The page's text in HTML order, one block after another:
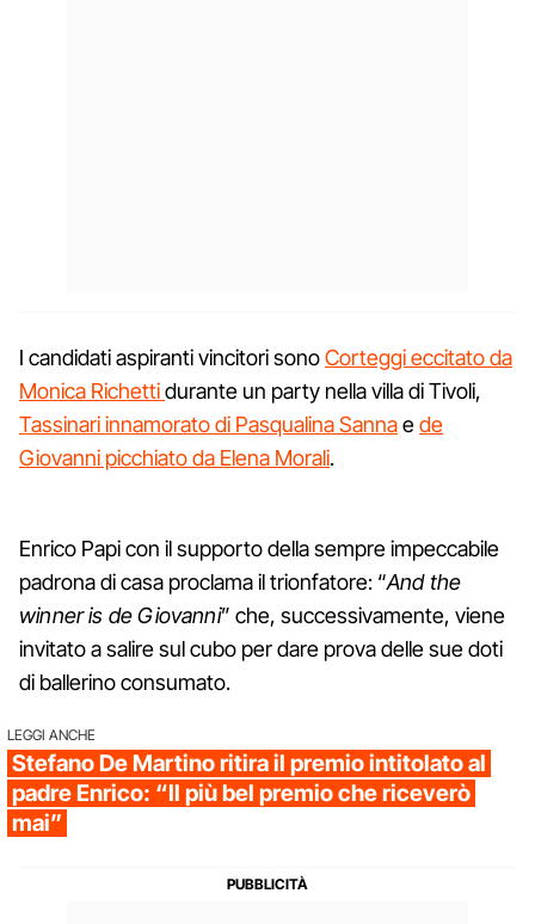
I candidati aspiranti vincitori sonoCorteggi eccitato da
Monica Richettidurante un party nella villa di Tivoli,
Tassinari innamorato di Pasqualina Sannaede
Giovanni picchiato da Elena Morali.
Enrico Papi con il supporto della sempre impeccabile
padrona di casa proclama il trionfatore: “And the
winner is de Giovanni” che, successivamente, viene
invitato a salire sul cubo per dare prova delle sue doti
di ballerino consumato.
LEGGI ANCHE
Stefano De Martino ritira il premio intitolato al
padre Enrico: “Il più bel premio che riceverò
mai”